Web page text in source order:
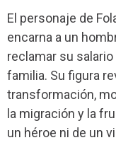
El personaje de
encarna a un
reclamar su
familia. Su figura
transformación,
la migración y la
un héroe ni de un